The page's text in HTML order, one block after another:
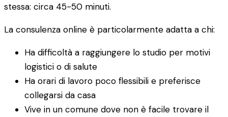
stessa: circa 45-50 minuti.
La consulenza online è particolarmente adatta a chi:
Ha difficoltà a raggiungere lo studio per motivi
logistici o di salute
Ha orari di lavoro poco flessibili e preferisce
collegarsi da casa
Vive in un comune dove non è facile trovare il